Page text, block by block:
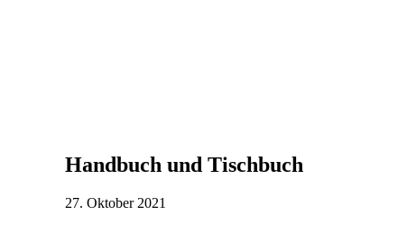
Handbuch und Tischbuch
27. Oktober 2021